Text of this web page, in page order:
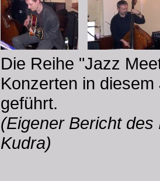
Die Reihe "Jazz
Konzerten in
geführt.
(Eigener Bericht des
Kudra)